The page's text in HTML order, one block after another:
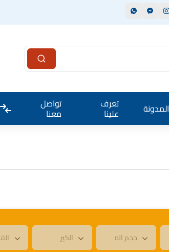
المدونة تعرف
علينا
تواصل
معنا